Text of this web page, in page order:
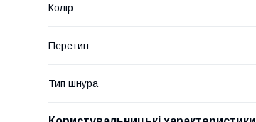
Колір
Перетин
Тип шнура